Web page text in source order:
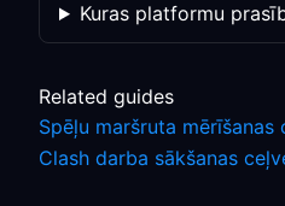
Kuras platformu
Related guides
Spēļu maršruta mērīšanas
Clash darba sākšanas